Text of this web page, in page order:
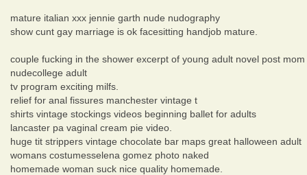
mature italian xxx jennie garth nude nudography
show cunt gay marriage is ok facesitting handjob mature.
couple fucking in the shower excerpt of young adult novel post mom
nudecollege adult
tv program exciting milfs.
relief for anal fissures manchester vintage t
shirts vintage stockings videos beginning ballet for adults
lancaster pa vaginal cream pie video.
huge tit strippers vintage chocolate bar maps great halloween adult
womans costumesselena gomez photo naked
homemade woman suck nice quality homemade.